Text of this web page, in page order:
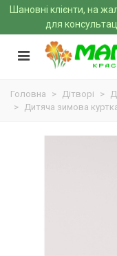
Шановні клієнти, на
для
Головна > Дітворі >
> Дитяча зимова